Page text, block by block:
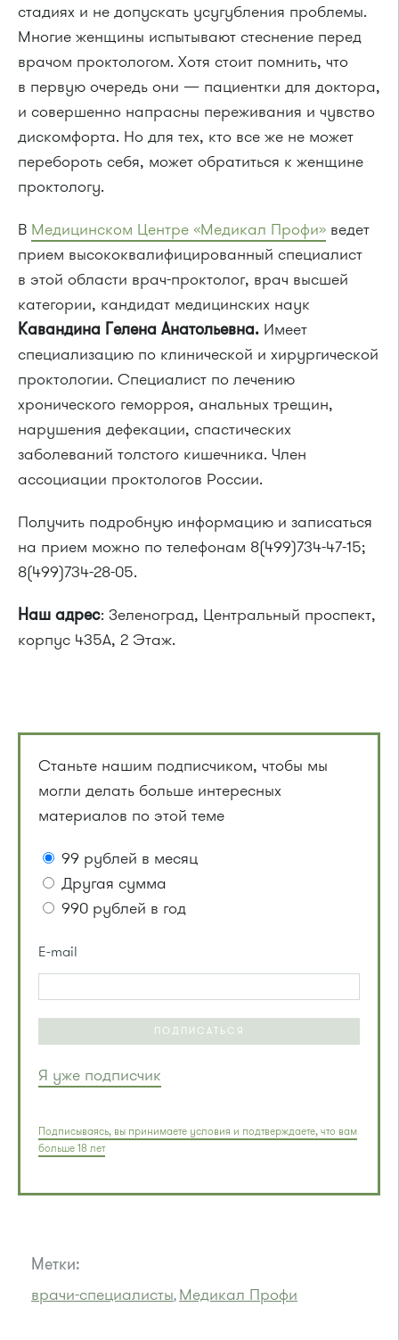
стадиях и не допускать усугубления проблемы.
Многие женщины испытывают стеснение перед
врачом проктологом. Хотя стоит помнить, что
в первую очередь они — пациентки для доктора,
и совершенно напрасны переживания и чувство
дискомфорта. Но для тех, кто все же не может
перебороть себя, может обратиться к женщине
проктологу.
В Медицинском Центре «Медикал Профи» ведет
прием высококвалифицированный специалист
в этой области врач-проктолог, врач высшей
категории, кандидат медицинских наук
Кавандина Гелена Анатольевна. Имеет
специализацию по клинической и хирургической
проктологии. Специалист по лечению
хронического геморроя, анальных трещин,
нарушения дефекации, спастических
заболеваний толстого кишечника. Член
ассоциации проктологов России.
Получить подробную информацию и записаться
на прием можно по телефонам 8(499)734-47-15;
8(499)734-28-05.
Наш адрес: Зеленоград, Центральный проспект,
корпус 435А, 2 Этаж.
Станьте нашим подписчиком, чтобы мы
могли делать больше интересных
материалов по этой теме
99 рублей в месяц
Другая сумма
990 рублей в год
E-mail
ПОДПИСАТЬСЯ
Я уже подписчик
Подписываясь, вы принимаете условия и подтверждаете, что вам
больше 18 лет
Метки:
врачи-специалисты, Медикал Профи